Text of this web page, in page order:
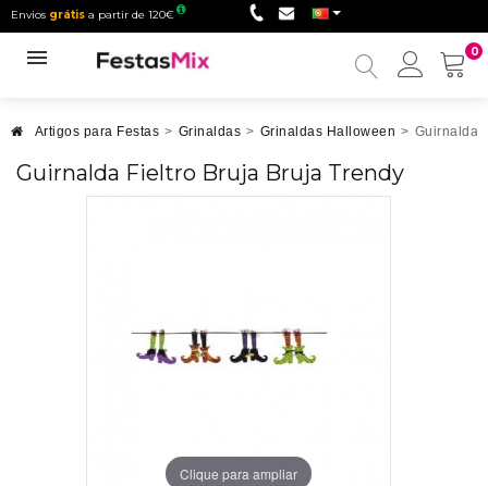
Envios grátis a partir de 120€
0
Minha
Artigos para Festas > Grinaldas > Grinaldas Halloween > Guirnalda
Guirnalda Fieltro Bruja Bruja Trendy
Clique para ampliar